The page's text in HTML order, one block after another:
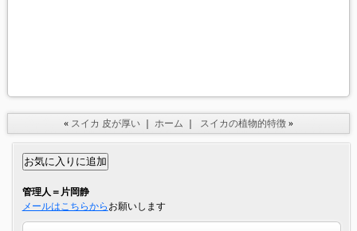
« スイカ 皮が厚い｜ ホーム スイカの植物的特徴»
管理人＝片岡静
メールはこちらから お願いします